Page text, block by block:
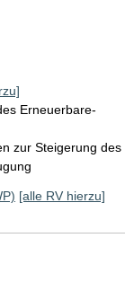
Erneuerbare-
zur Steigerung des
[alle RV hierzu]